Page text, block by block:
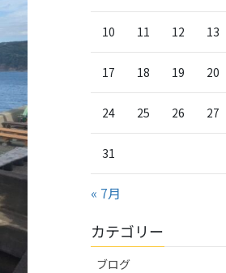
10 11 12 13
17 18 19 20
24 25 26 27
31
« 7月
カテゴリー
ブログ